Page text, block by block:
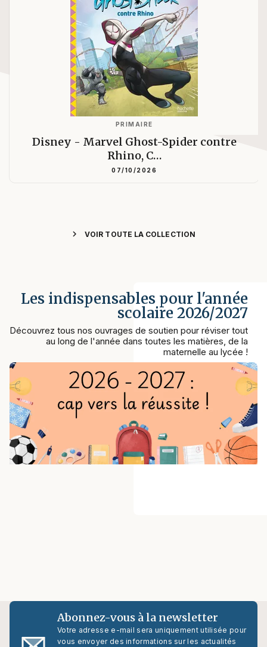
PRIMAIRE
Disney - Marvel Ghost-Spider contre
Rhino, C…
07/10/2026
chevron_right VOIR TOUTE LA COLLECTION
Les indispensables pour l'année
scolaire 2026/2027
Découvrez tous nos ouvrages de soutien pour réviser tout
au long de l'année dans toutes les matières, de la
maternelle au lycée !
Abonnez-vous à la newsletter
Votre adresse e-mail sera uniquement utilisée pour
vous envoyer des informations sur les actualités